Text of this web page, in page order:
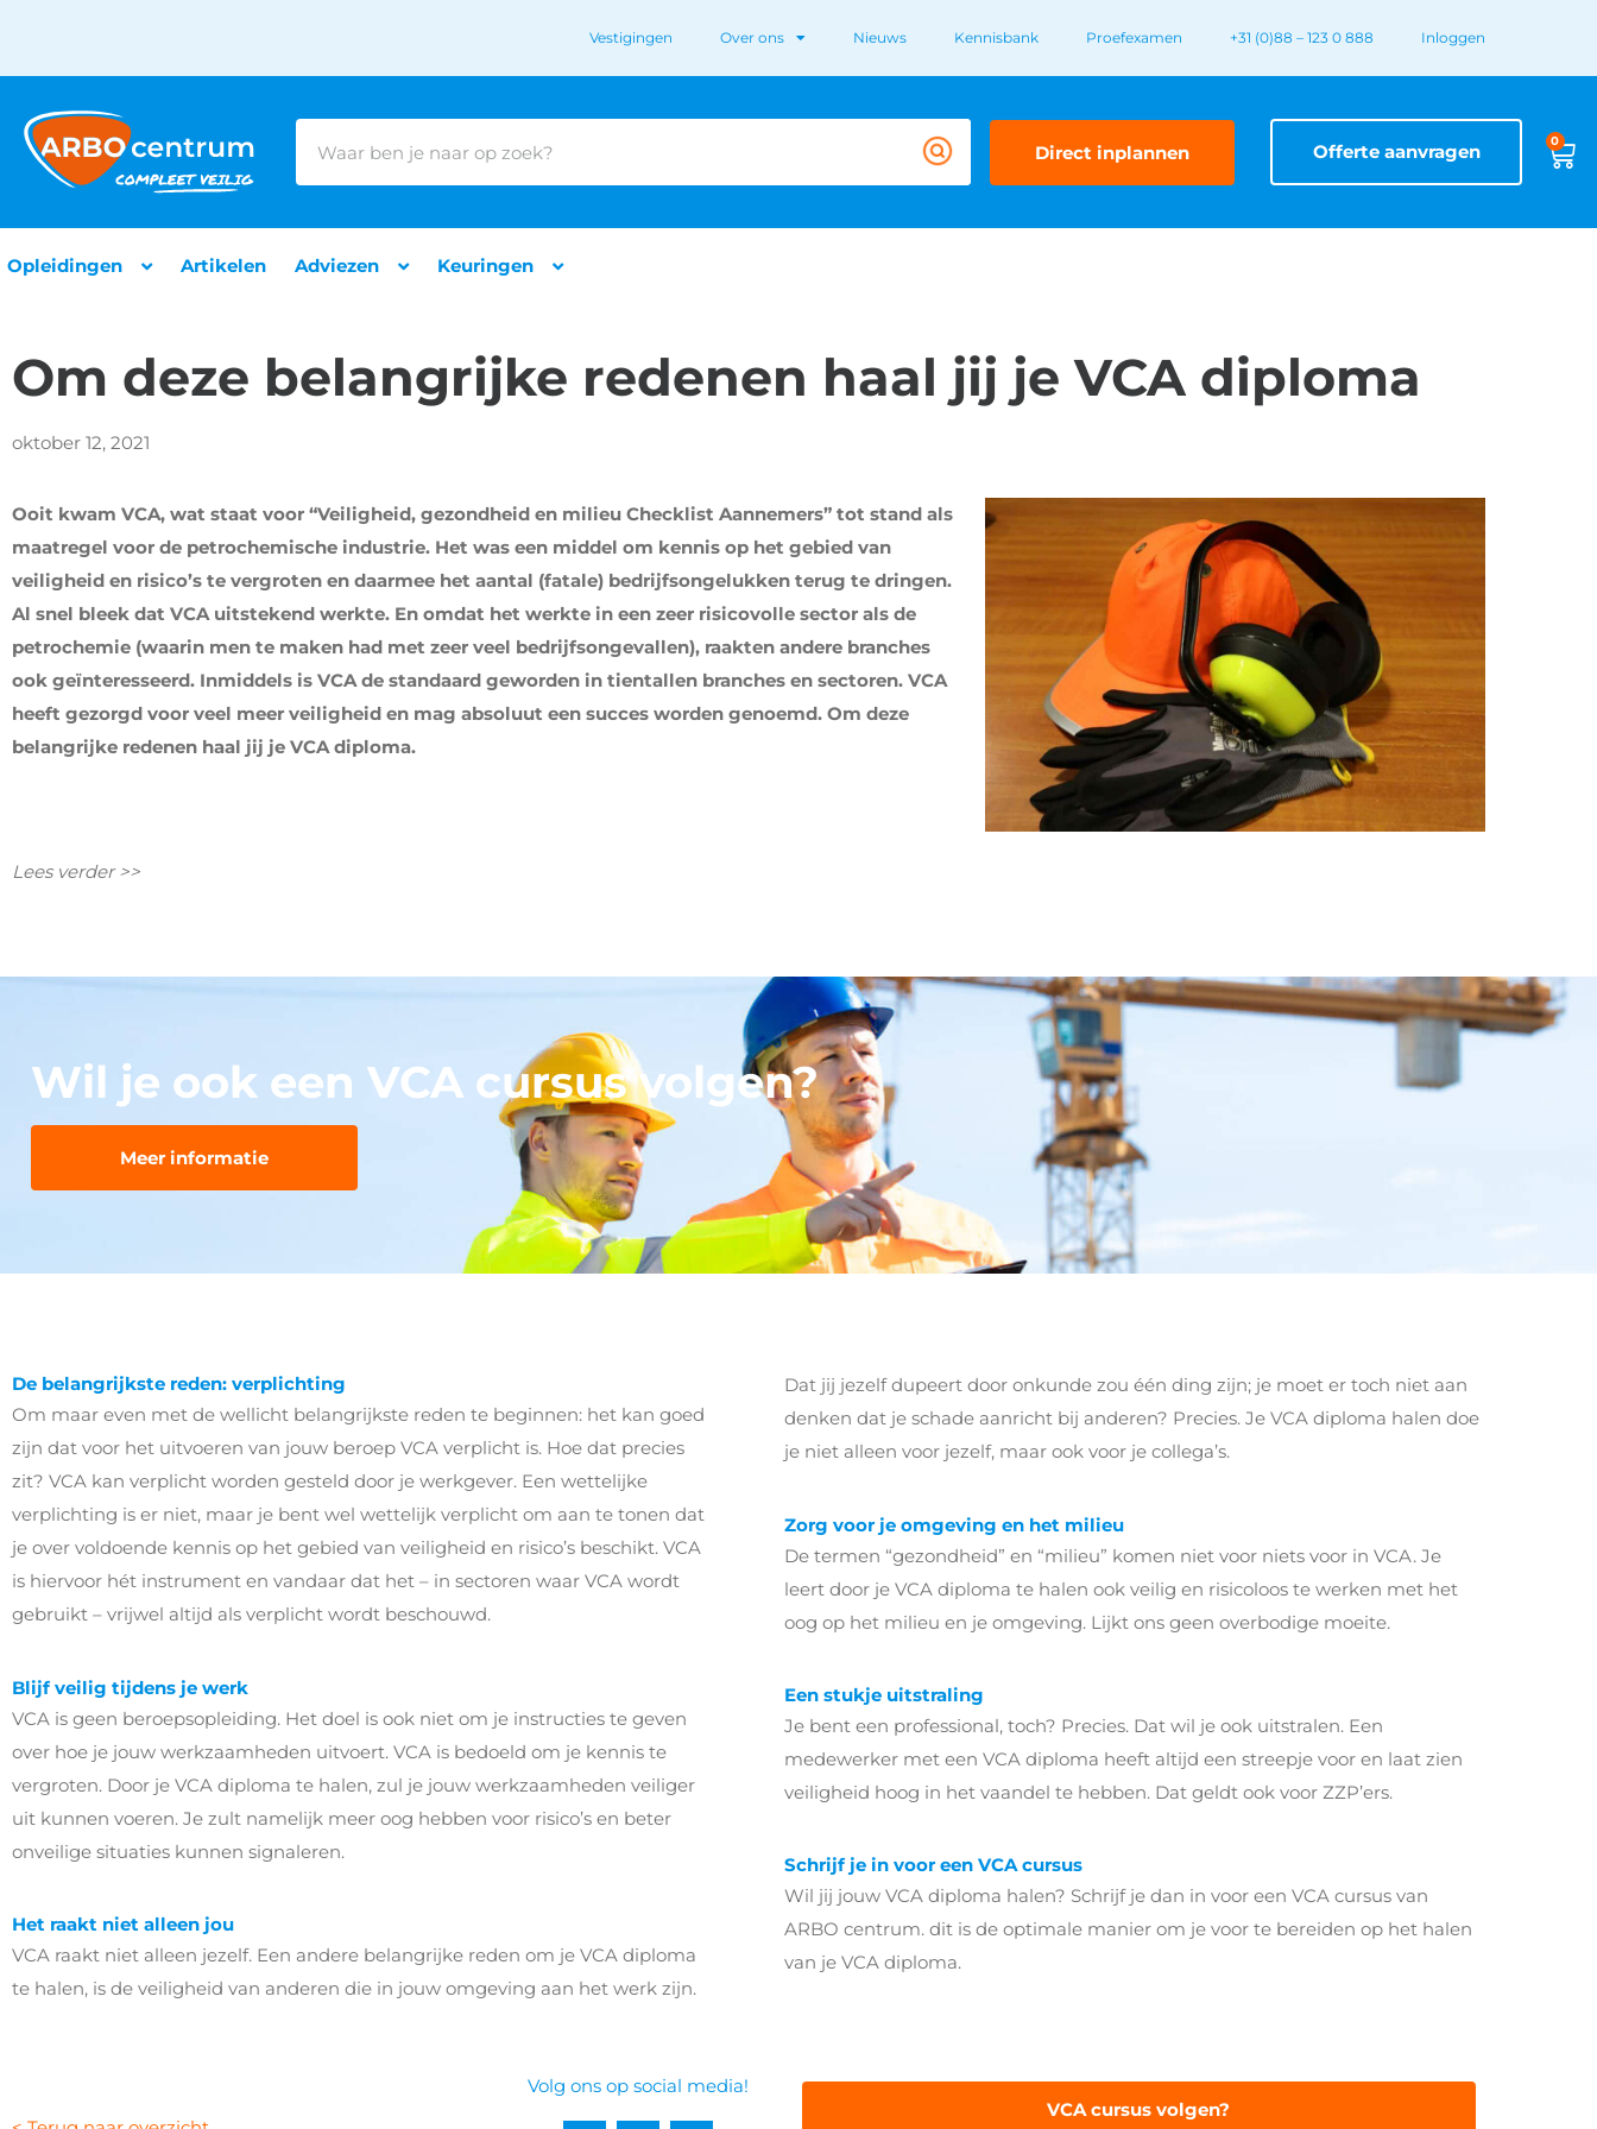
Vestigingen Over ons Nieuws Kennisbank Proefexamen +31 (0)88 – 123 0 888 Inloggen
Direct inplannen Offerte aanvragen 0
Opleidingen Artikelen Adviezen Keuringen
Om deze belangrijke redenen haal jij je VCA diploma
oktober 12, 2021
Ooit kwam VCA, wat staat voor “Veiligheid, gezondheid en milieu Checklist Aannemers” tot stand als
maatregel voor de petrochemische industrie. Het was een middel om kennis op het gebied van
veiligheid en risico’s te vergroten en daarmee het aantal (fatale) bedrijfsongelukken terug te dringen.
Al snel bleek dat VCA uitstekend werkte. En omdat het werkte in een zeer risicovolle sector als de
petrochemie (waarin men te maken had met zeer veel bedrijfsongevallen), raakten andere branches
ook geïnteresseerd. Inmiddels is VCA de standaard geworden in tientallen branches en sectoren. VCA
heeft gezorgd voor veel meer veiligheid en mag absoluut een succes worden genoemd. Om deze
belangrijke redenen haal jij je VCA diploma.
Lees verder >>
Wil je ook een VCA cursus volgen?
Meer informatie
De belangrijkste reden: verplichting
Om maar even met de wellicht belangrijkste reden te beginnen: het kan goed
zijn dat voor het uitvoeren van jouw beroep VCA verplicht is. Hoe dat precies
zit? VCA kan verplicht worden gesteld door je werkgever. Een wettelijke
verplichting is er niet, maar je bent wel wettelijk verplicht om aan te tonen dat
je over voldoende kennis op het gebied van veiligheid en risico’s beschikt. VCA
is hiervoor hét instrument en vandaar dat het – in sectoren waar VCA wordt
gebruikt – vrijwel altijd als verplicht wordt beschouwd.
Blijf veilig tijdens je werk
VCA is geen beroepsopleiding. Het doel is ook niet om je instructies te geven
over hoe je jouw werkzaamheden uitvoert. VCA is bedoeld om je kennis te
vergroten. Door je VCA diploma te halen, zul je jouw werkzaamheden veiliger
uit kunnen voeren. Je zult namelijk meer oog hebben voor risico’s en beter
onveilige situaties kunnen signaleren.
Het raakt niet alleen jou
VCA raakt niet alleen jezelf. Een andere belangrijke reden om je VCA diploma
te halen, is de veiligheid van anderen die in jouw omgeving aan het werk zijn.
Dat jij jezelf dupeert door onkunde zou één ding zijn; je moet er toch niet aan
denken dat je schade aanricht bij anderen? Precies. Je VCA diploma halen doe
je niet alleen voor jezelf, maar ook voor je collega’s.
Zorg voor je omgeving en het milieu
De termen “gezondheid” en “milieu” komen niet voor niets voor in VCA. Je
leert door je VCA diploma te halen ook veilig en risicoloos te werken met het
oog op het milieu en je omgeving. Lijkt ons geen overbodige moeite.
Een stukje uitstraling
Je bent een professional, toch? Precies. Dat wil je ook uitstralen. Een
medewerker met een VCA diploma heeft altijd een streepje voor en laat zien
veiligheid hoog in het vaandel te hebben. Dat geldt ook voor ZZP’ers.
Schrijf je in voor een VCA cursus
Wil jij jouw VCA diploma halen? Schrijf je dan in voor een VCA cursus van
ARBO centrum. dit is de optimale manier om je voor te bereiden op het halen
van je VCA diploma.
Volg ons op social media!
VCA cursus volgen?